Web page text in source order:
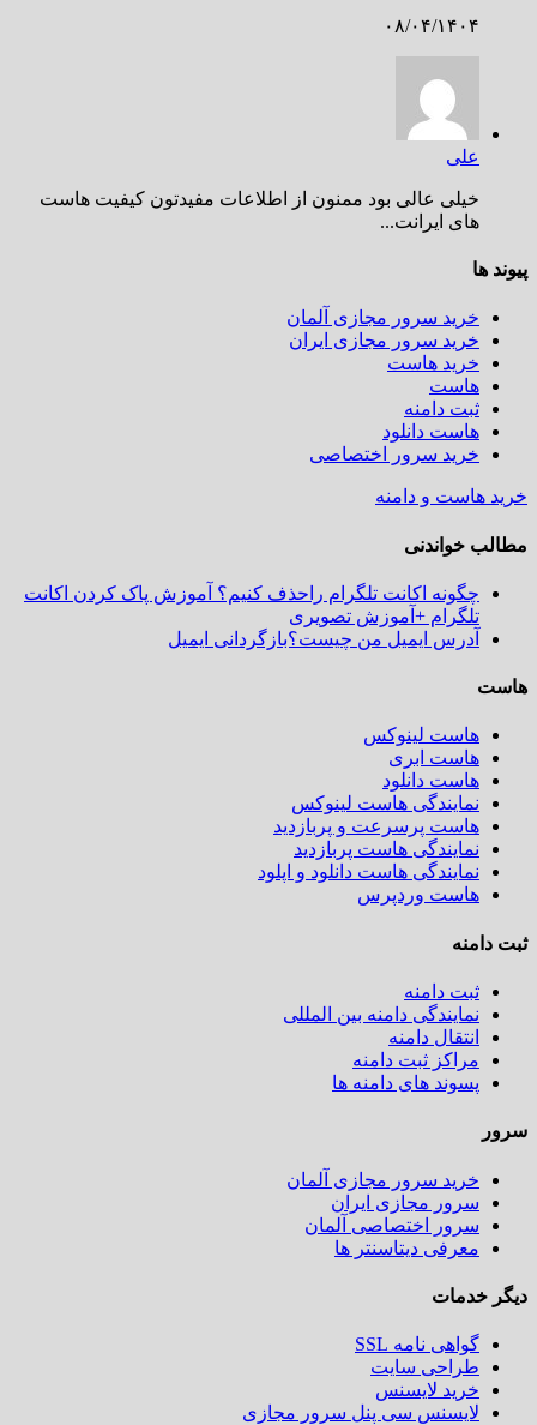
۰۸/۰۴/۱۴۰۴
خیلی عالی بود ممنون از اطلاعات مفیدتون کیفیت هاست
های ایرانت...
خرید سرور مجازی آلمان
خرید سرور مجازی ایران
خرید هاست
هاست
ثبت دامنه
هاست دانلود
خرید سرور اختصاصی
و دامنه
خواندنی
چگونه اکانت تلگرام راحذف کنیم؟ آموزش پاک کردن اکانت
تلگرام +آموزش تصویری
آدرس ایمیل من چیست؟بازگردانی ایمیل
هاست لینوکس
هاست ابری
هاست دانلود
نمایندگی هاست لینوکس
هاست پرسرعت و پربازدید
نمایندگی هاست پربازدید
نمایندگی هاست دانلود و اپلود
هاست وردپرس
ثبت دامنه
نمایندگی دامنه بین المللی
انتقال دامنه
مراکز ثبت دامنه
پسوند های دامنه ها
خرید سرور مجازی آلمان
سرور مجازی ایران
سرور اختصاصی آلمان
معرفی دیتاسنتر ها
خدمات
گواهی نامه SSL
طراحی سایت
خرید لایسنس
لایسنس سی پنل سرور مجازی